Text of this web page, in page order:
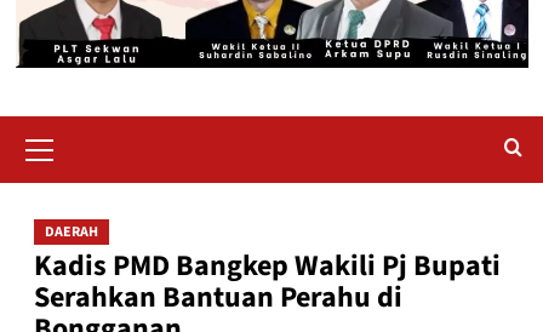
Menu
DAERAH
Kadis PMD Bangkep Wakili Pj Bupati
Serahkan Bantuan Perahu di